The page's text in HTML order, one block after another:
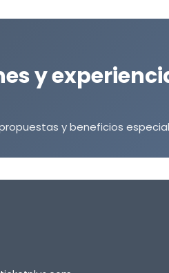
y
y beneficios